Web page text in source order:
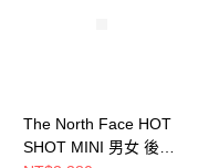
The North Face HOT
SHOT MINI 男女 後背